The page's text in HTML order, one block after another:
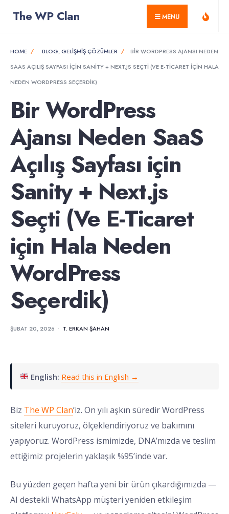
The WP Clan MENU
HOME BLOG,GELIŞMIŞ ÇÖZÜMLER
BIR WORDPRESS AJANSI NEDEN
SAAS AÇILIŞ SAYFASI IÇIN SANITY + NEXT.JS SEÇTI (VE E-TICARET IÇIN HALA
NEDEN WORDPRESS SEÇERDIK)
Bir WordPress
Ajansı Neden SaaS
Açılış Sayfası için
Sanity + Next.js
Seçti (Ve E-Ticaret
için Hala Neden
WordPress
Seçerdik)
ŞUBAT 20, 2026 • T. ERKAN ŞAHAN
English: Read this in English →
Biz The WP Clan’iz. On yılı aşkın süredir WordPress
siteleri kuruyoruz, ölçeklendiriyoruz ve bakımını
yapıyoruz. WordPress ismimizde, DNA’mızda ve teslim
ettiğimiz projelerin yaklaşık %95’inde var.
Bu yüzden geçen hafta yeni bir ürün çıkardığımızda —
AI destekli WhatsApp müşteri yeniden etkileşim